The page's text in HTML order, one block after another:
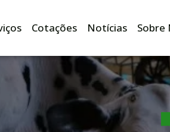
Cotações Notícias Sobre